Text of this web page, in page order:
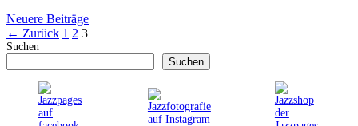
Neuere Beiträge
← Zurück Seite
1 Seite
2 Seite
3
Suchen
Suchen